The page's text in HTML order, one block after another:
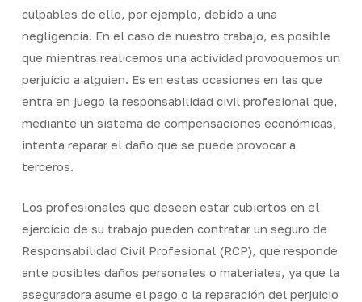
culpables de ello, por ejemplo, debido a una
negligencia. En el caso de nuestro trabajo, es posible
que mientras realicemos una actividad provoquemos un
perjuicio a alguien. Es en estas ocasiones en las que
entra en juego la responsabilidad civil profesional que,
mediante un sistema de compensaciones económicas,
intenta reparar el daño que se puede provocar a
terceros.
Los profesionales que deseen estar cubiertos en el
ejercicio de su trabajo pueden contratar un seguro de
Responsabilidad Civil Profesional (RCP), que responde
ante posibles daños personales o materiales, ya que la
aseguradora asume el pago o la reparación del perjuicio